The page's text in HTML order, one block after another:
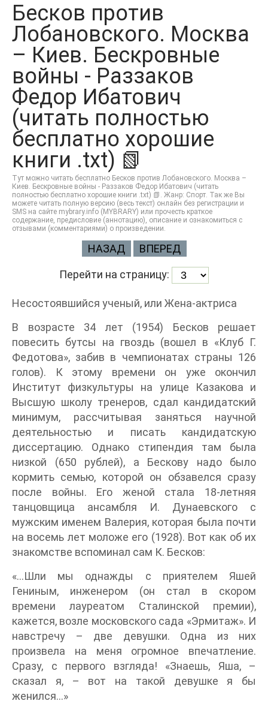
Бесков против
Лобановского. Москва
– Киев. Бескровные
войны - Раззаков
Федор Ибатович
(читать полностью
бесплатно хорошие
книги .txt) 📗
Тут можно читать бесплатно Бесков против Лобановского. Москва –
Киев. Бескровные войны - Раззаков Федор Ибатович (читать
полностью бесплатно хорошие книги .txt) 📗. Жанр: Спорт. Так же Вы
можете читать полную версию (весь текст) онлайн без регистрации и
SMS на сайте mybrary.info (MYBRARY) или прочесть краткое
содержание, предисловие (аннотацию), описание и ознакомиться с
отзывами (комментариями) о произведении.
НАЗАД ВПЕРЕД
Перейти на страницу:
Несостоявшийся ученый, или Жена-актриса
В возрасте 34 лет (1954) Бесков решает
повесить бутсы на гвоздь (вошел в «Клуб Г.
Федотова», забив в чемпионатах страны 126
голов). К этому времени он уже окончил
Институт физкультуры на улице Казакова и
Высшую школу тренеров, сдал кандидатский
минимум, рассчитывая заняться научной
деятельностью и писать кандидатскую
диссертацию. Однако стипендия там была
низкой (650 рублей), а Бескову надо было
кормить семью, которой он обзавелся сразу
после войны. Его женой стала 18-летняя
танцовщица ансамбля И. Дунаевского с
мужским именем Валерия, которая была почти
на восемь лет моложе его (1928). Вот как об их
знакомстве вспоминал сам К. Бесков:
«…Шли мы однажды с приятелем Яшей
Гениным, инженером (он стал в скором
времени лауреатом Сталинской премии),
кажется, возле московского сада «Эрмитаж». И
навстречу – две девушки. Одна из них
произвела на меня огромное впечатление.
Сразу, с первого взгляда! «Знаешь, Яша, –
сказал я, – вот на такой девушке я бы
женился…»